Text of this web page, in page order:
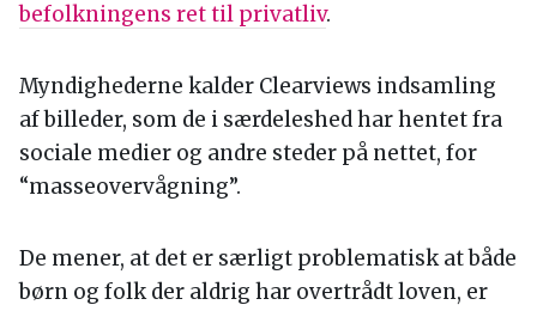
befolkningens ret til privatliv.
Myndighederne kalder Clearviews indsamling
af billeder, som de i særdeleshed har hentet fra
sociale medier og andre steder på nettet, for
“masseovervågning”.
De mener, at det er særligt problematisk at både
børn og folk der aldrig har overtrådt loven, er